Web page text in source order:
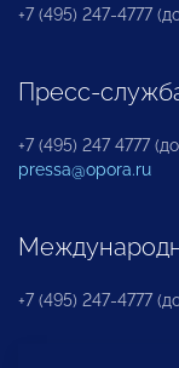
+7 (495) 247-4777
Пресс-
+7 (495) 247 4777
pressa@opora.ru
+7 (495) 247-4777